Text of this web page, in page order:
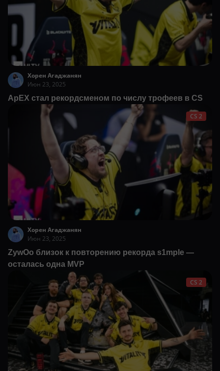
Хорен Агаджанян
Июн 23, 2025
ApEX стал рекордсменом по числу трофеев в CS
CS 2
Хорен Агаджанян
Июн 23, 2025
ZywOo близок к повторению рекорда s1mple —
осталась одна MVP
CS 2